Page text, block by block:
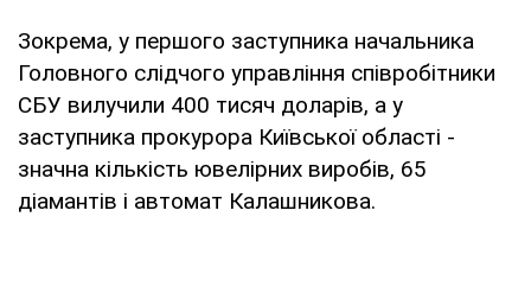
Зокрема, у першого заступника начальника
Головного слідчого управління співробітники
СБУ вилучили 400 тисяч доларів, а у
заступника прокурора Київської області -
значна кількість ювелірних виробів, 65
діамантів і автомат Калашникова.